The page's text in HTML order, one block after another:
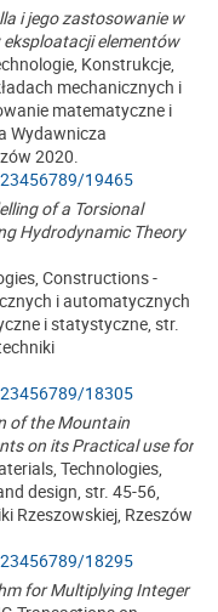
i jego zastosowanie w
elementów
Konstrukcje,
mechanicznych i
matematyczne i
Wydawnicza
2020.
19465
of a Torsional
Hydrodynamic Theory
Constructions -
i automatycznych
i statystyczne, str.
18305
of the Mountain
on its Practical use for
Technologies,
design, str. 45-56,
Rzeszowskiej, Rzeszów
18295
for Multiplying Integer